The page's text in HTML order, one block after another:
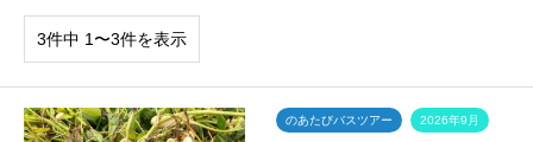
3件中 1〜3件を表示
のあたびバスツアー 2026年9月